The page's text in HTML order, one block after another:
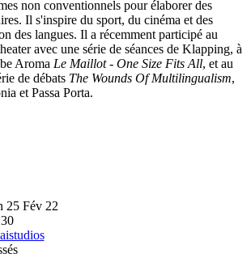
non conventionnels pour élaborer des
Il s'inspire du sport, du cinéma et des
des langues. Il a récemment participé au
avec une série de séances de Klapping, à
Aroma Le Maillot - One Size Fits All, et au
de débats The Wounds Of Multilingualism,
et Passa Porta.
25 Fév 22